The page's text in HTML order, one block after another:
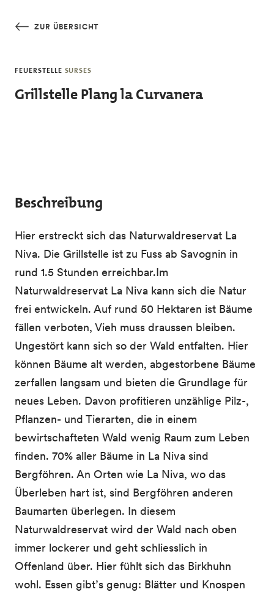
ZUR ÜBERSICHT
FEUERSTELLE SURSES
Grillstelle Plang la Curvanera
Beschreibung
Hier erstreckt sich das Naturwaldreservat La
Niva. Die Grillstelle ist zu Fuss ab Savognin in
rund 1.5 Stunden erreichbar.Im
Naturwaldreservat La Niva kann sich die Natur
frei entwickeln. Auf rund 50 Hektaren ist Bäume
fällen verboten, Vieh muss draussen bleiben.
Ungestört kann sich so der Wald entfalten. Hier
können Bäume alt werden, abgestorbene Bäume
zerfallen langsam und bieten die Grundlage für
neues Leben. Davon profitieren unzählige Pilz-,
Pflanzen- und Tierarten, die in einem
bewirtschafteten Wald wenig Raum zum Leben
finden. 70% aller Bäume in La Niva sind
Bergföhren. An Orten wie La Niva, wo das
Überleben hart ist, sind Bergföhren anderen
Baumarten überlegen. In diesem
Naturwaldreservat wird der Wald nach oben
immer lockerer und geht schliesslich in
Offenland über. Hier fühlt sich das Birkhuhn
wohl. Essen gibt’s genug: Blätter und Knospen